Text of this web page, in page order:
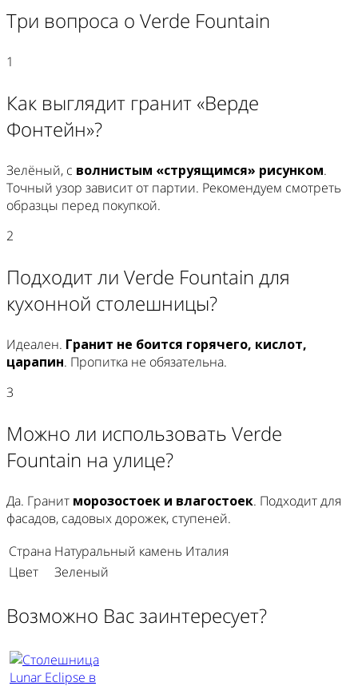
Три вопроса о Verde Fountain
1
Как выглядит гранит «Верде
Фонтейн»?
Зелёный, с волнистым «струящимся» рисунком.
Точный узор зависит от партии. Рекомендуем смотреть
образцы перед покупкой.
2
Подходит ли Verde Fountain для
кухонной столешницы?
Идеален. Гранит не боится горячего, кислот,
царапин. Пропитка не обязательна.
3
Можно ли использовать Verde
Fountain на улице?
Да. Гранит морозостоек и влагостоек. Подходит для
фасадов, садовых дорожек, ступеней.
Страна Натуральный камень Италия
Цвет
Зеленый
Возможно Вас заинтересует?